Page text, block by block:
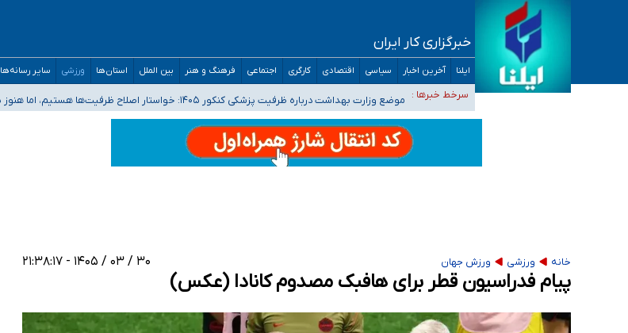
خبرگزاری کار ایران
ایلنا آخرین اخبار سیاسی اقتصادی کارگری اجتماعی فرهنگ و هنر بین الملل استان‌ها ورزشی سایر رسانه‌ها
سرخط خبرها :
افزایش تعداد مراکز همسان‌گزینی به ۲۳۰ مرکز/ بررسی صلاحیت و نظارت‌ها به سازمان تبلیغات واگذار شده است
۴۰ تا ۵۰ روز گرمای نسبی در پیش داریم/ دمای تهران به ۳۸ درجه می‌رسد
موضع وزارت بهداشت درباره ظرفیت پزشکی کنکور ۱۴۰۵: خواستار اصلاح ظرفیت‌ها هستیم، اما هنوز پاسخ مشخصی نگرفته‌ایم
تعویق آزمون ورودی دکترای تخصصی فرماندهی صحنه عملیات و دکترای تخصصی جغرافیای نظامی دافوس آجا
خبرنگاران راویان حقیقت با دغدغه نان، مسکن و بیمه
خانه ورزشی ورزش جهان ۳۰ / ۰۳ / ۱۴۰۵ - ۲۱:۳۸:۱۷
پیام فدراسیون قطر برای هافبک مصدوم کانادا (عکس)